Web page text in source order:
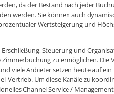
da der Bestand nach jeder
werden. Sie können auch
Wertsteigerung und
Steuerung und
zu ermöglichen. Die
viele Anbieter setzen heute auf
Vertrieb. Um diese Kanäle zu
Channel Service /